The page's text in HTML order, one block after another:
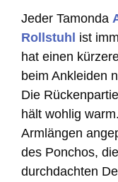
Jeder Tamonda
Rollstuhl ist
hat einen
beim Ankleiden
Die
hält wohlig
Armlängen
des Ponchos,
durchdachten